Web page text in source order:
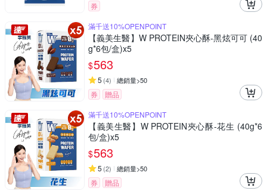
券
滿千送10%OPENPOINT
【義美生醫】W PROTEIN夾心酥-黑炫可可 (40
g*6包/盒)x5
$563
5 (4) 總銷量>50
券
贈品
滿千送10%OPENPOINT
【義美生醫】W PROTEIN夾心酥-花生 (40g*6
包/盒)x5
$563
5 (2) 總銷量>50
券
贈品